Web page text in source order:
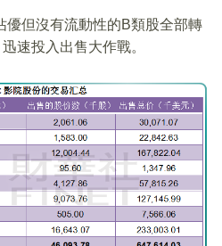
優但沒有流動性的B類股全部轉
速投入出售大作戰。